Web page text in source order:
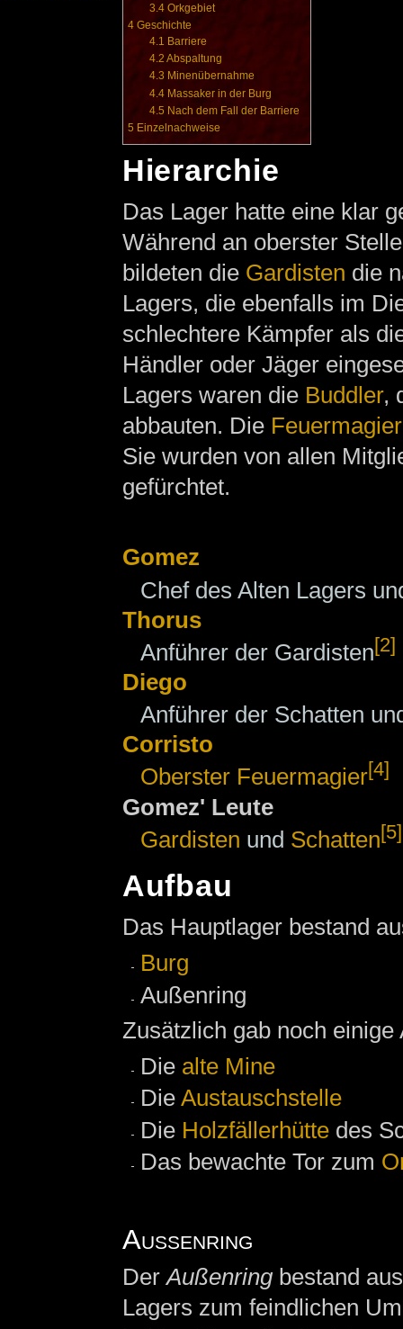
3.4 Orkgebiet
4 Geschichte
4.1 Barriere
4.2 Abspaltung
4.3 Minenübernahme
4.4 Massaker in der Burg
4.5 Nach dem Fall der Barriere
5 Einzelnachweise
Hierarchie
Das Lager hatte eine klar
Während an oberster
bildeten die Gardisten die
Lagers, die ebenfalls im
schlechtere Kämpfer als
Händler oder Jäger
Lagers waren die Buddler,
abbauten. Die Feuermagier
Sie wurden von allen
gefürchtet.
Gomez
Chef des Alten Lagers
Thorus
Anführer der Gardisten[2]
Diego
Anführer der Schatten
Corristo
Oberster Feuermagier[4]
Gomez' Leute
Gardisten und Schatten[5]
Aufbau
Das Hauptlager bestand
Burg
Außenring
Zusätzlich gab noch einige
Die alte Mine
Die Austauschstelle
Die Holzfällerhütte des
Das bewachte Tor zum
Außenring
DerAußenringbestand
Lagers zum feindlichen